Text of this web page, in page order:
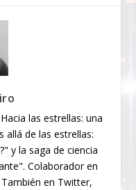
las estrellas: una
allá de las estrellas:
y la saga de ciencia
Colaborador en
en Twitter,